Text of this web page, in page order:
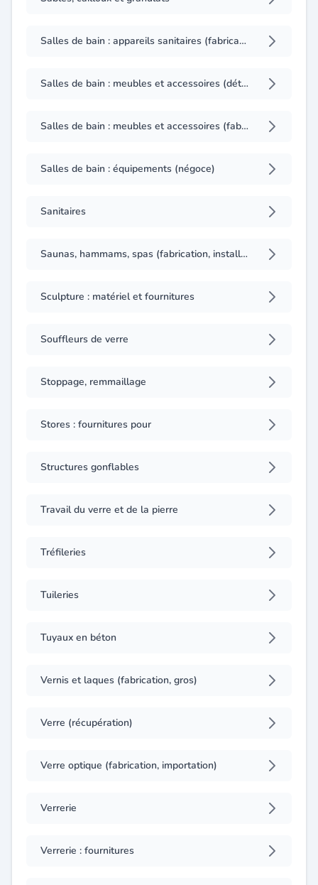
Salles de bain : appareils sanitaires (fabrication)
Salles de bain : meubles et accessoires (détail)
Salles de bain : meubles et accessoires (fabrication)
Salles de bain : équipements (négoce)
Sanitaires
Saunas, hammams, spas (fabrication, installation)
Sculpture : matériel et fournitures
Souffleurs de verre
Stoppage, remmaillage
Stores : fournitures pour
Structures gonflables
Travail du verre et de la pierre
Tréfileries
Tuileries
Tuyaux en béton
Vernis et laques (fabrication, gros)
Verre (récupération)
Verre optique (fabrication, importation)
Verrerie
Verrerie : fournitures